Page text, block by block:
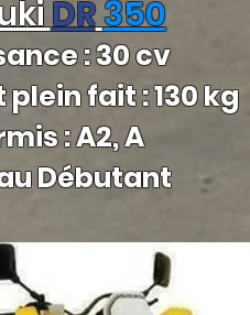
DR350
: 30 cv
fait : 130 kg
: A2, A
Débutant